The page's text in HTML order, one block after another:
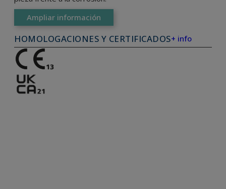
Ampliar información
HOMOLOGACIONES Y CERTIFICADOS+ info